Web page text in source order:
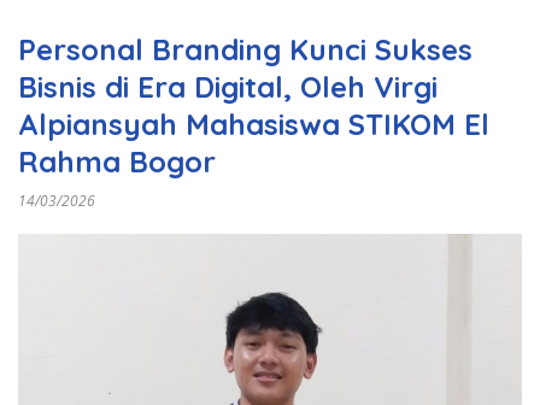
Personal Branding Kunci Sukses
Bisnis di Era Digital, Oleh Virgi
Alpiansyah Mahasiswa STIKOM El
Rahma Bogor
14/03/2026